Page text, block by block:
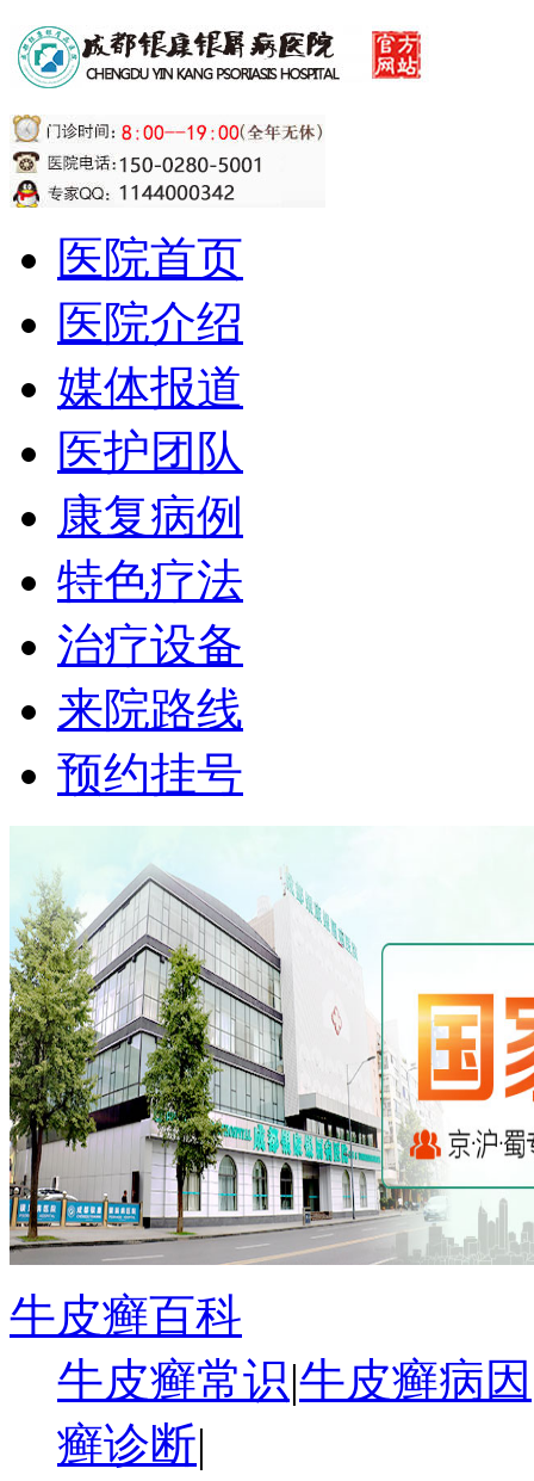
医院首页
医院介绍
媒体报道
医护团队
康复病例
特色疗法
治疗设备
来院路线
预约挂号
牛皮癣百科
牛皮癣常识|牛皮癣病因
癣诊断|